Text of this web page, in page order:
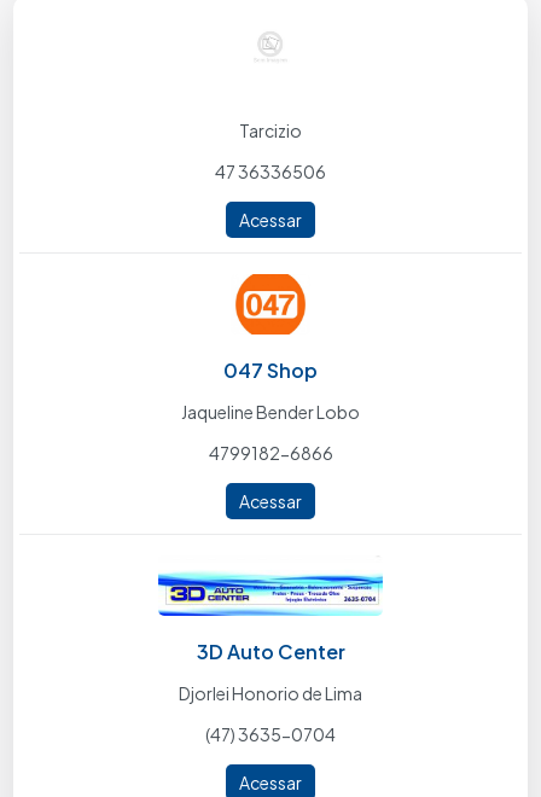
Tarcizio
47 36336506
Acessar
047 Shop
Jaqueline Bender Lobo
4799182-6866
Acessar
3D Auto Center
Djorlei Honorio de Lima
(47) 3635-0704
Acessar